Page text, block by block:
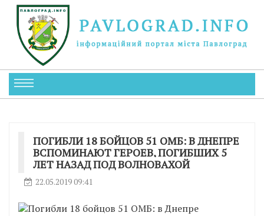
ПОГИБЛИ 18 БОЙЦОВ 51 ОМБ: В ДНЕПРЕ
ВСПОМИНАЮТ ГЕРОЕВ, ПОГИБШИХ 5
ЛЕТ НАЗАД ПОД ВОЛНОВАХОЙ
22.05.2019 09:41